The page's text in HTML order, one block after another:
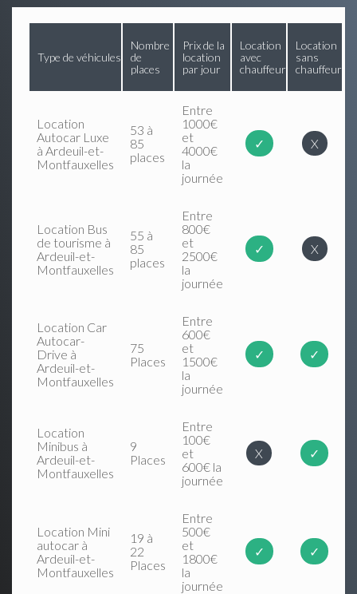
Type de véhicules
Nombre
de
places
Prix de la
location
par jour
Location
avec
chauffeur
Location
sans
chauffeur
Location
Autocar Luxe
à Ardeuil-et-
Montfauxelles
53 à
85
places
Entre
1000€
et
4000€
la
journée
✓ X
Location Bus
de tourisme à
Ardeuil-et-
Montfauxelles
55 à
85
places
Entre
800€
et
2500€
la
journée
✓ X
Location Car
Autocar-
Drive à
Ardeuil-et-
Montfauxelles
75
Places
Entre
600€
et
1500€
la
journée
✓ ✓
Location
Minibus à
Ardeuil-et-
Montfauxelles
9
Places
Entre
100€
et
600€ la
journée
X ✓
Location Mini
autocar à
Ardeuil-et-
Montfauxelles
19 à
22
Places
Entre
500€
et
1800€
la
journée
✓ ✓